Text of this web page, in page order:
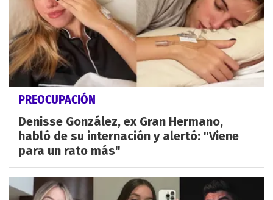
PREOCUPACIÓN
Denisse González, ex Gran Hermano,
habló de su internación y alertó: "Viene
para un rato más"